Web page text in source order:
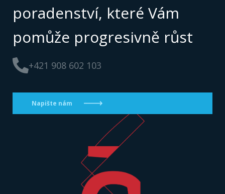
poradenství, které Vám
pomůže progresivně růst
+421 908 602 103
Napište nám